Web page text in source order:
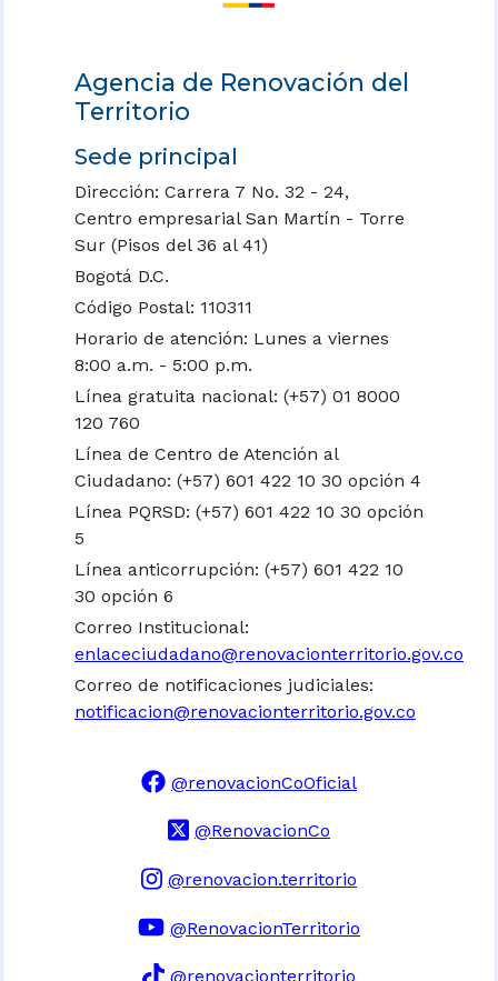
Agencia de Renovación del
Territorio
Sede principal
Dirección: Carrera 7 No. 32 - 24,
Centro empresarial San Martín - Torre
Sur (Pisos del 36 al 41)
Bogotá D.C.
Código Postal: 110311
Horario de atención: Lunes a viernes
8:00 a.m. - 5:00 p.m.
Línea gratuita nacional: (+57) 01 8000
120 760
Línea de Centro de Atención al
Ciudadano: (+57) 601 422 10 30 opción 4
Línea PQRSD: (+57) 601 422 10 30 opción
5
Línea anticorrupción: (+57) 601 422 10
30 opción 6
Correo Institucional:
enlaceciudadano@renovacionterritorio.gov.co
Correo de notificaciones judiciales:
notificacion@renovacionterritorio.gov.co
@renovacionCoOficial
@RenovacionCo
@renovacion.territorio
@RenovacionTerritorio
@renovacionterritorio